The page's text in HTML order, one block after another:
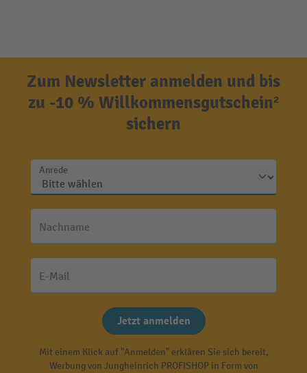
Zum Newsletter anmelden und bis
zu -10 % Willkommensgutschein²
sichern
Anrede
Nachname
E-Mail
Jetzt anmelden
Mit einem Klick auf "Anmelden" erklären Sie sich bereit,
Werbung von Jungheinrich PROFISHOP in Form von